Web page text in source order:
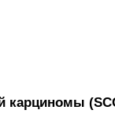
карциномы